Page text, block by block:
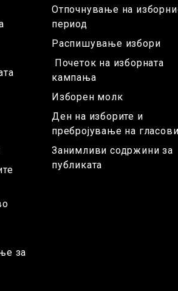
за
Отпочнување на
период
Распишување избори
Почеток на изборната
кампања
Изборен молк
Ден на изборите и
пребројување на
Занимливи содржини за
публиката